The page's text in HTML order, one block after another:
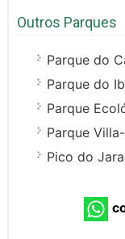
Outros Parques
Parque do
Parque do
Parque
Parque
Pico do